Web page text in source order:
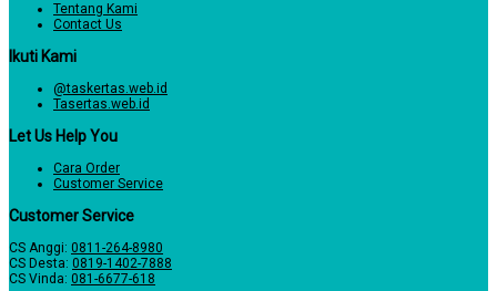
Tentang Kami
Contact Us
Ikuti Kami
@taskertas.web.id
Tasertas.web.id
Let Us Help You
Cara Order
Customer Service
Customer Service
CS Anggi: 0811-264-8980
CS Desta: 0819-1402-7888
CS Vinda: 081-6677-618